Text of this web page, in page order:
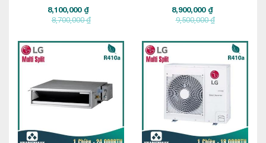
8,100,000 ₫
8,700,000 ₫
8,900,000 ₫
9,500,000 ₫